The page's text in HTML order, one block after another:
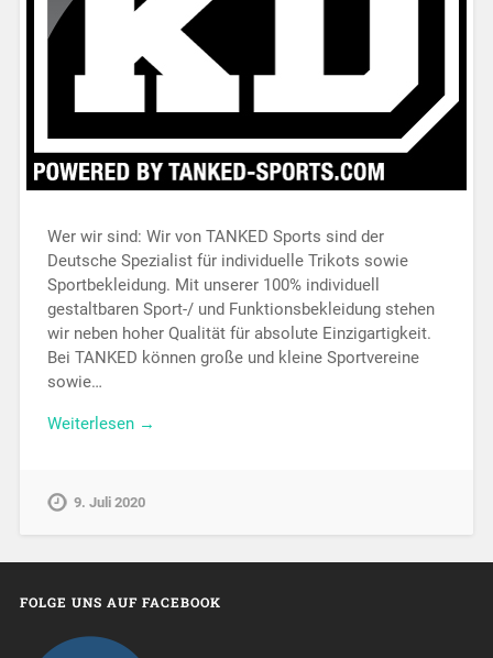
Wer wir sind: Wir von TANKED Sports sind der
Deutsche Spezialist für individuelle Trikots sowie
Sportbekleidung. Mit unserer 100% individuell
gestaltbaren Sport-/ und Funktionsbekleidung stehen
wir neben hoher Qualität für absolute Einzigartigkeit.
Bei TANKED können große und kleine Sportvereine
sowie…
Weiterlesen →
9. Juli 2020
FOLGE UNS AUF FACEBOOK